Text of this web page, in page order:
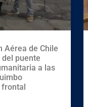
Aérea de Chile
puente
a las
frontal